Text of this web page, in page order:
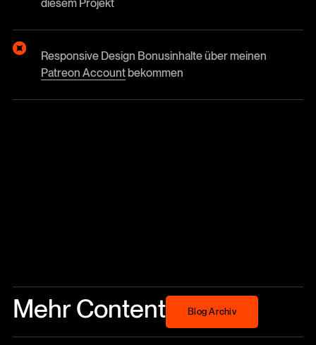
diesem Projekt
Responsive Design Bonusinhalte über meinen
Patreon Account bekommen
Mehr Content Blog Archiv
Blog Archiv